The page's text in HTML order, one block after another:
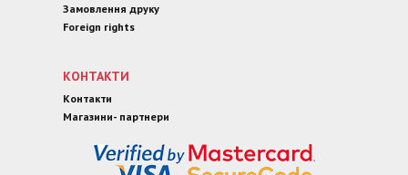
Замовлення друку
Foreign rights
КОНТАКТИ
Контакти
Магазини- партнери